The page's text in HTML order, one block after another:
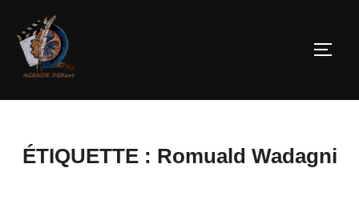
ÉTIQUETTE : Romuald Wadagni